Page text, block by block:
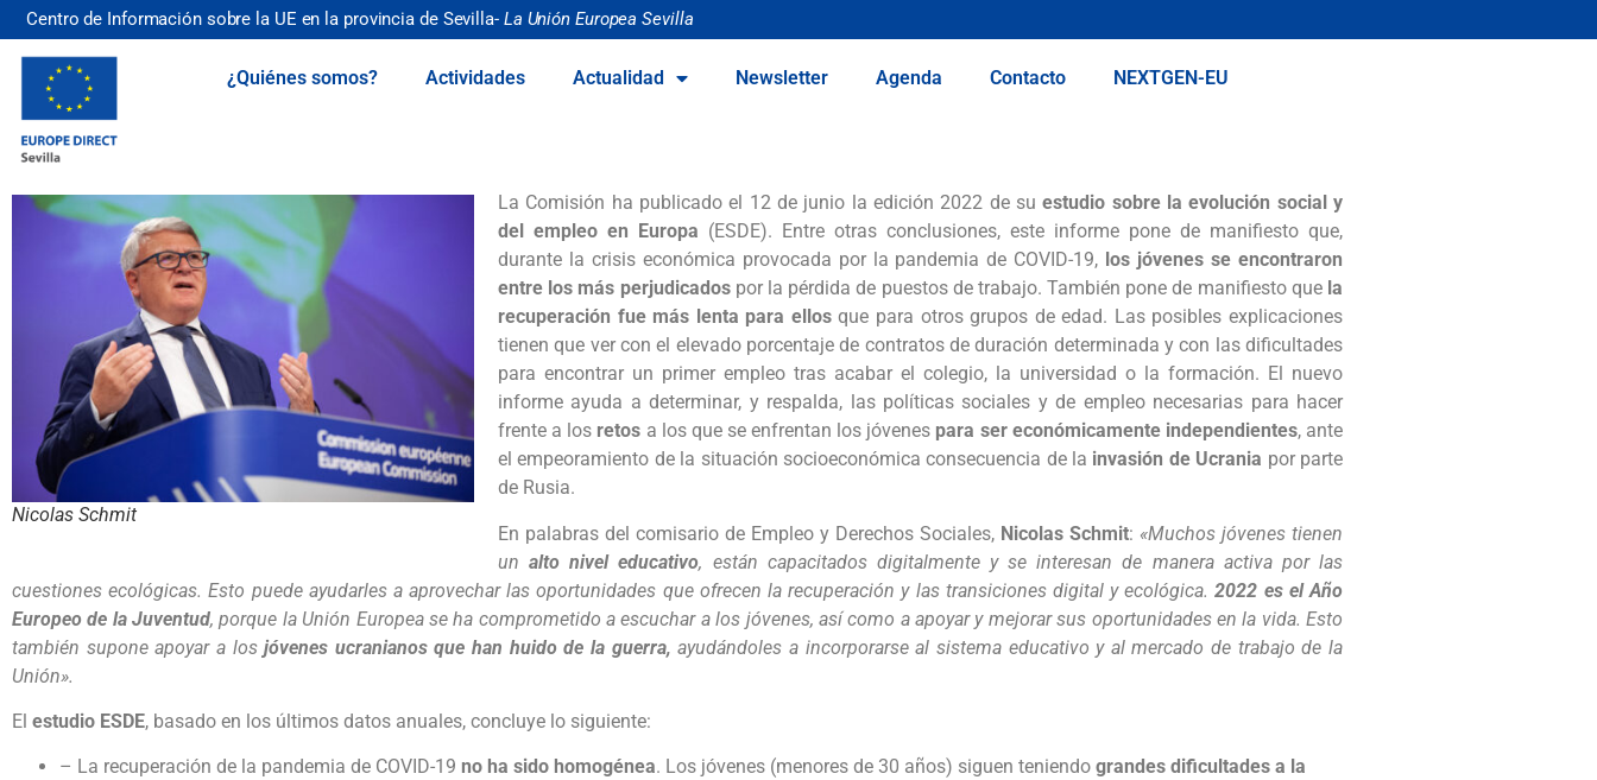
Centro de Información sobre la UE en la provincia de Sevilla- La Unión Europea Sevilla
¿Quiénes somos? Actividades Actualidad Newsletter Agenda Contacto NEXTGEN-EU
Nicolas Schmit
La Comisión ha publicado el 12 de junio la edición 2022 de suestudio sobre la evolución social y
del empleo en Europa (ESDE). Entre otras conclusiones, este informe pone de manifiesto que,
durante la crisis económica provocada por la pandemia de COVID-19, los jóvenes se encontraron
entre los más perjudicadospor la pérdida de puestos de trabajo. También pone de manifiesto que la
recuperación fue más lenta para ellosque para otros grupos de edad. Las posibles explicaciones
tienen que ver con el elevado porcentaje de contratos de duración determinada y con las dificultades
para encontrar un primer empleo tras acabar el colegio, la universidad o la formación. El nuevo
informe ayuda a determinar, y respalda, las políticas sociales y de empleo necesarias para hacer
frente a los retos a los que se enfrentan los jóvenes para ser económicamente independientes, ante
el empeoramiento de la situación socioeconómica consecuencia de la invasión de Ucrania por parte
de Rusia.
En palabras del comisario de Empleo y Derechos Sociales, Nicolas Schmit: «Muchos jóvenes tienen
unalto nivel educativo, están capacitados digitalmente y se interesan de manera activa por las
cuestiones ecológicas. Esto puede ayudarles a aprovechar las oportunidades que ofrecen la recuperación y las transiciones digital y ecológica.2022 es el Año
Europeo de la Juventud, porque la Unión Europea se ha comprometido a escuchar a los jóvenes, así como a apoyar y mejorar sus oportunidades en la vida. Esto
también supone apoyar a losjóvenes ucranianos que han huido de la guerra, ayudándoles a incorporarse al sistema educativo y al mercado de trabajo de la
Unión».
El estudio ESDE, basado en los últimos datos anuales, concluye lo siguiente:
– La recuperación de la pandemia de COVID-19 no ha sido homogénea. Los jóvenes (menores de 30 años) siguen teniendo grandes dificultades a la